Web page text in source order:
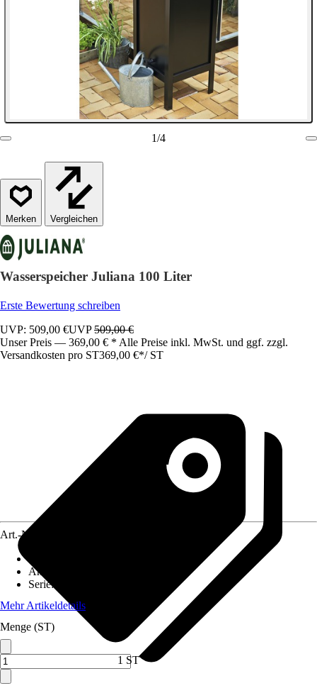
1/4
Vergleichen
Wasserspeicher Juliana 100 Liter
Erste Bewertung schreiben
UVP: 509,00 €UVP509,00 €
Unser Preis — 369,00 € * Alle Preise inkl. MwSt. und ggf. zzgl.
Versandkosten pro ST369,00 €*/ ST
Art.-Nr.
Anwendungsbereich
Serie:
Mehr Artikeldetails
Menge (ST)
1 ST